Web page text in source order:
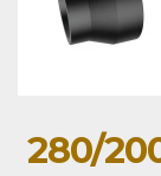
280/